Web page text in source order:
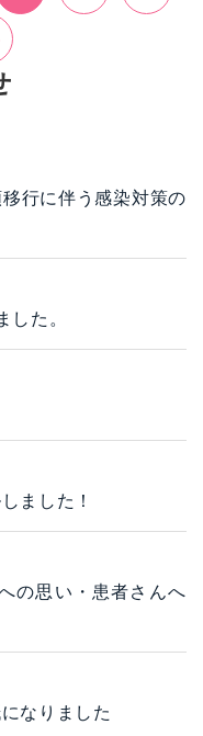
行に伴う感染対策の
した。
ました！
の思い・患者さんへ
なりました